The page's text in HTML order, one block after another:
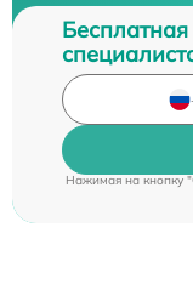
Нажимая на кнопку